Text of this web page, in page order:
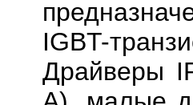
IGBT-
Драйверы